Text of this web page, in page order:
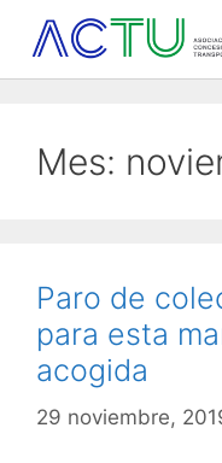
Mes:
Paro de
para esta
acogida
29 noviembre,